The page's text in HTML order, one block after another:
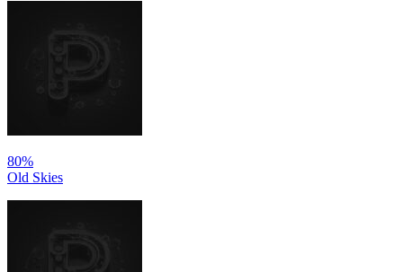
80%
Old Skies